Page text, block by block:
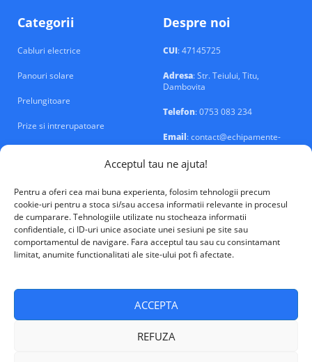
Acceptul tau ne ajuta!
Pentru a oferi cea mai buna experienta, folosim tehnologii precum
cookie-uri pentru a stoca si/sau accesa informatii relevante in procesul
de cumparare. Tehnologiile utilizate nu stocheaza informatii
confidentiale, ci ID-uri unice asociate unei sesiuni pe site sau
comportamentul de navigare. Fara acceptul tau sau cu consintamant
limitat, anumite functionalitati ale site-ului pot fi afectate.
ACCEPTA
REFUZA
Categorii
Cabluri electrice
Panouri solare
Prelungitoare
Prize si intrerupatoare
Despre noi
CUI: 47145725
Adresa: Str. Teiului, Titu,
Dambovita
Telefon: 0753 083 234
Email: contact@echipamente-
electrice.ro
VALM Electrical Solutions © 2026